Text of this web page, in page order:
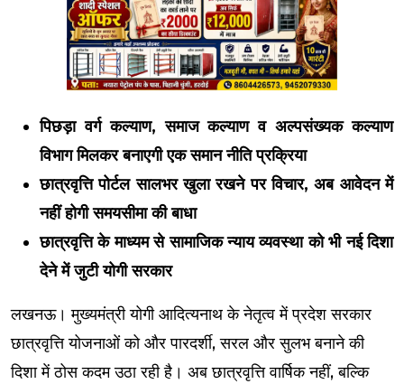
पिछड़ा वर्ग कल्याण, समाज कल्याण व अल्पसंख्यक कल्याण
विभाग मिलकर बनाएगी एक समान नीति प्रक्रिया
छात्रवृत्ति पोर्टल सालभर खुला रखने पर विचार, अब आवेदन में
नहीं होगी समयसीमा की बाधा
छात्रवृत्ति के माध्यम से सामाजिक न्याय व्यवस्था को भी नई दिशा
देने में जुटी योगी सरकार
लखनऊ। मुख्यमंत्री योगी आदित्यनाथ के नेतृत्व में प्रदेश सरकार
छात्रवृत्ति योजनाओं को और पारदर्शी, सरल और सुलभ बनाने की
दिशा में ठोस कदम उठा रही है। अब छात्रवृत्ति वार्षिक नहीं, बल्कि